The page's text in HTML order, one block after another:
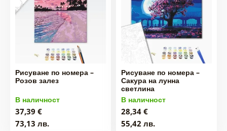
Рисуване по номера –
Розов залез
В наличност
37,39 €
73,13 лв.
Рисуване по номера –
Сакура на лунна
светлина
В наличност
28,34 €
55,42 лв.